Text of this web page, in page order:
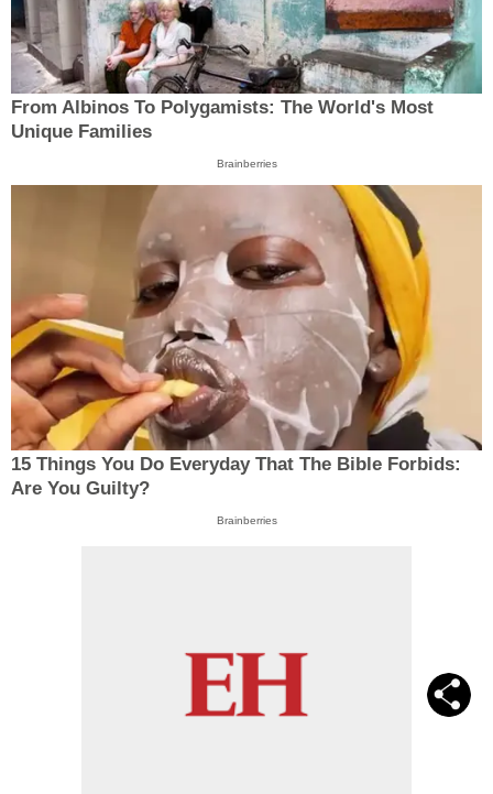
From Albinos To Polygamists: The World's Most
Unique Families
Brainberries
15 Things You Do Everyday That The Bible Forbids:
Are You Guilty?
Brainberries